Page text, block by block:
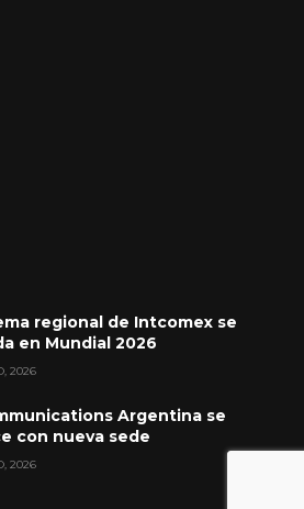
regional de Intcomex se
en Mundial 2026
2026
Argentina se
con nueva sede
2026